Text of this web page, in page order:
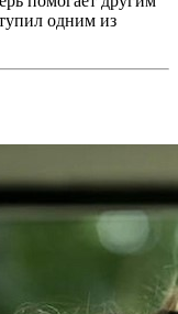
одним из